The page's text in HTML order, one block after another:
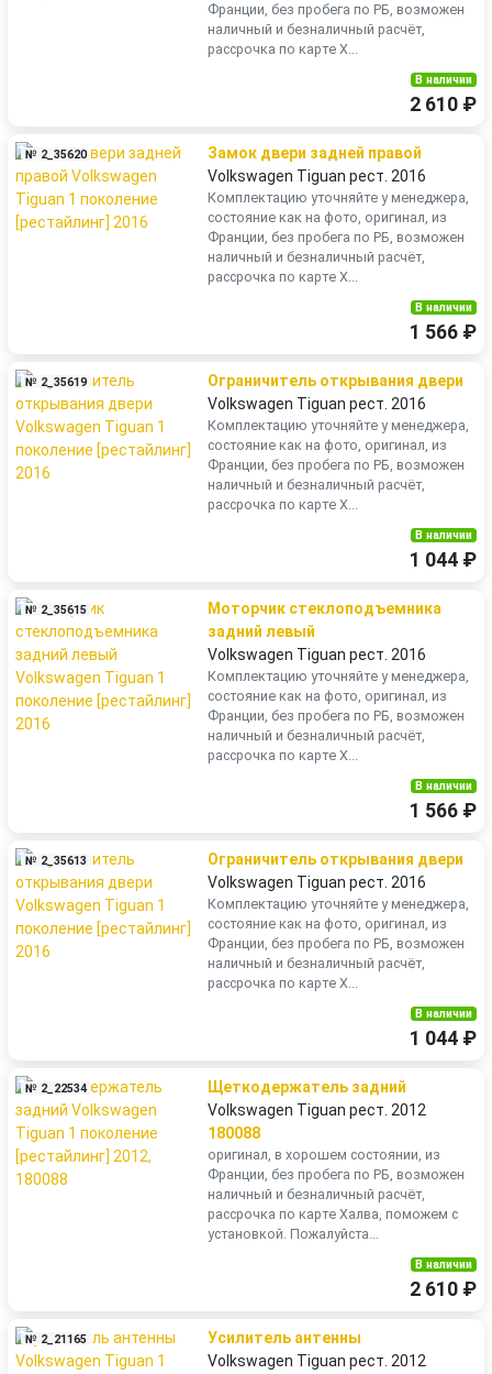
Франции, без пробега по РБ, возможен
наличный и безналичный расчёт,
рассрочка по карте Х...
В наличии
2 610 ₽
№ 2_35620
Замок двери задней правой
Volkswagen Tiguan рест. 2016
Комплектацию уточняйте у менеджера,
состояние как на фото, оригинал, из
Франции, без пробега по РБ, возможен
наличный и безналичный расчёт,
рассрочка по карте Х...
В наличии
1 566 ₽
№ 2_35619
Ограничитель открывания двери
Volkswagen Tiguan рест. 2016
Комплектацию уточняйте у менеджера,
состояние как на фото, оригинал, из
Франции, без пробега по РБ, возможен
наличный и безналичный расчёт,
рассрочка по карте Х...
В наличии
1 044 ₽
№ 2_35615
Моторчик стеклоподъемника
задний левый
Volkswagen Tiguan рест. 2016
Комплектацию уточняйте у менеджера,
состояние как на фото, оригинал, из
Франции, без пробега по РБ, возможен
наличный и безналичный расчёт,
рассрочка по карте Х...
В наличии
1 566 ₽
№ 2_35613
Ограничитель открывания двери
Volkswagen Tiguan рест. 2016
Комплектацию уточняйте у менеджера,
состояние как на фото, оригинал, из
Франции, без пробега по РБ, возможен
наличный и безналичный расчёт,
рассрочка по карте Х...
В наличии
1 044 ₽
№ 2_22534
Щеткодержатель задний
Volkswagen Tiguan рест. 2012
180088
оригинал, в хорошем состоянии, из
Франции, без пробега по РБ, возможен
наличный и безналичный расчёт,
рассрочка по карте Халва, поможем с
установкой. Пожалуйста...
В наличии
2 610 ₽
№ 2_21165
Усилитель антенны
Volkswagen Tiguan рест. 2012